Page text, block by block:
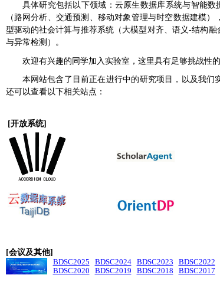
具体研究包括以下领域：云原生数据库系统与智能
（路网分析、交通预测、移动对象管理与时空数据建模
型驱动的社会计算与推荐系统（大模型对齐、语义-结构
与异常检测）。
欢迎有兴趣的同学加入实验室，这里具有足够挑战性
本网站包含了目前正在进行中的研究项目，以及我
还可以查看以下相关站点：
[开放系统]
[会议及其他]
BDSC2025 BDSC2024 BDSC2023 BDSC2022
BDSC2020
BDSC2019 BDSC2018 BDSC2017